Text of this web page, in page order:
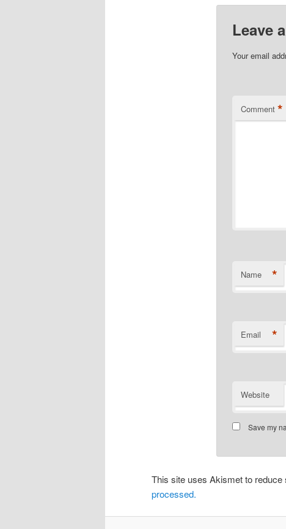
Leave
Your email
Comment *
Name *
Email *
Website
Save my
This site uses Akismet to reduce
processed.